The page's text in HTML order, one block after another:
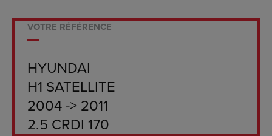
VOTRE RÉFÉRENCE
HYUNDAI
H1 SATELLITE
2004 -> 2011
2.5 CRDI 170